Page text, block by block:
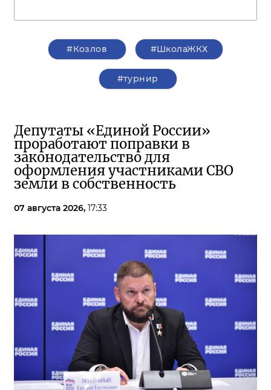
#Козлов #ШколаЖКХ
#турнир
Депутаты «Единой России»
проработают поправки в
законодательство для
оформления участниками СВО
земли в собственность
07 августа 2026, 17:33